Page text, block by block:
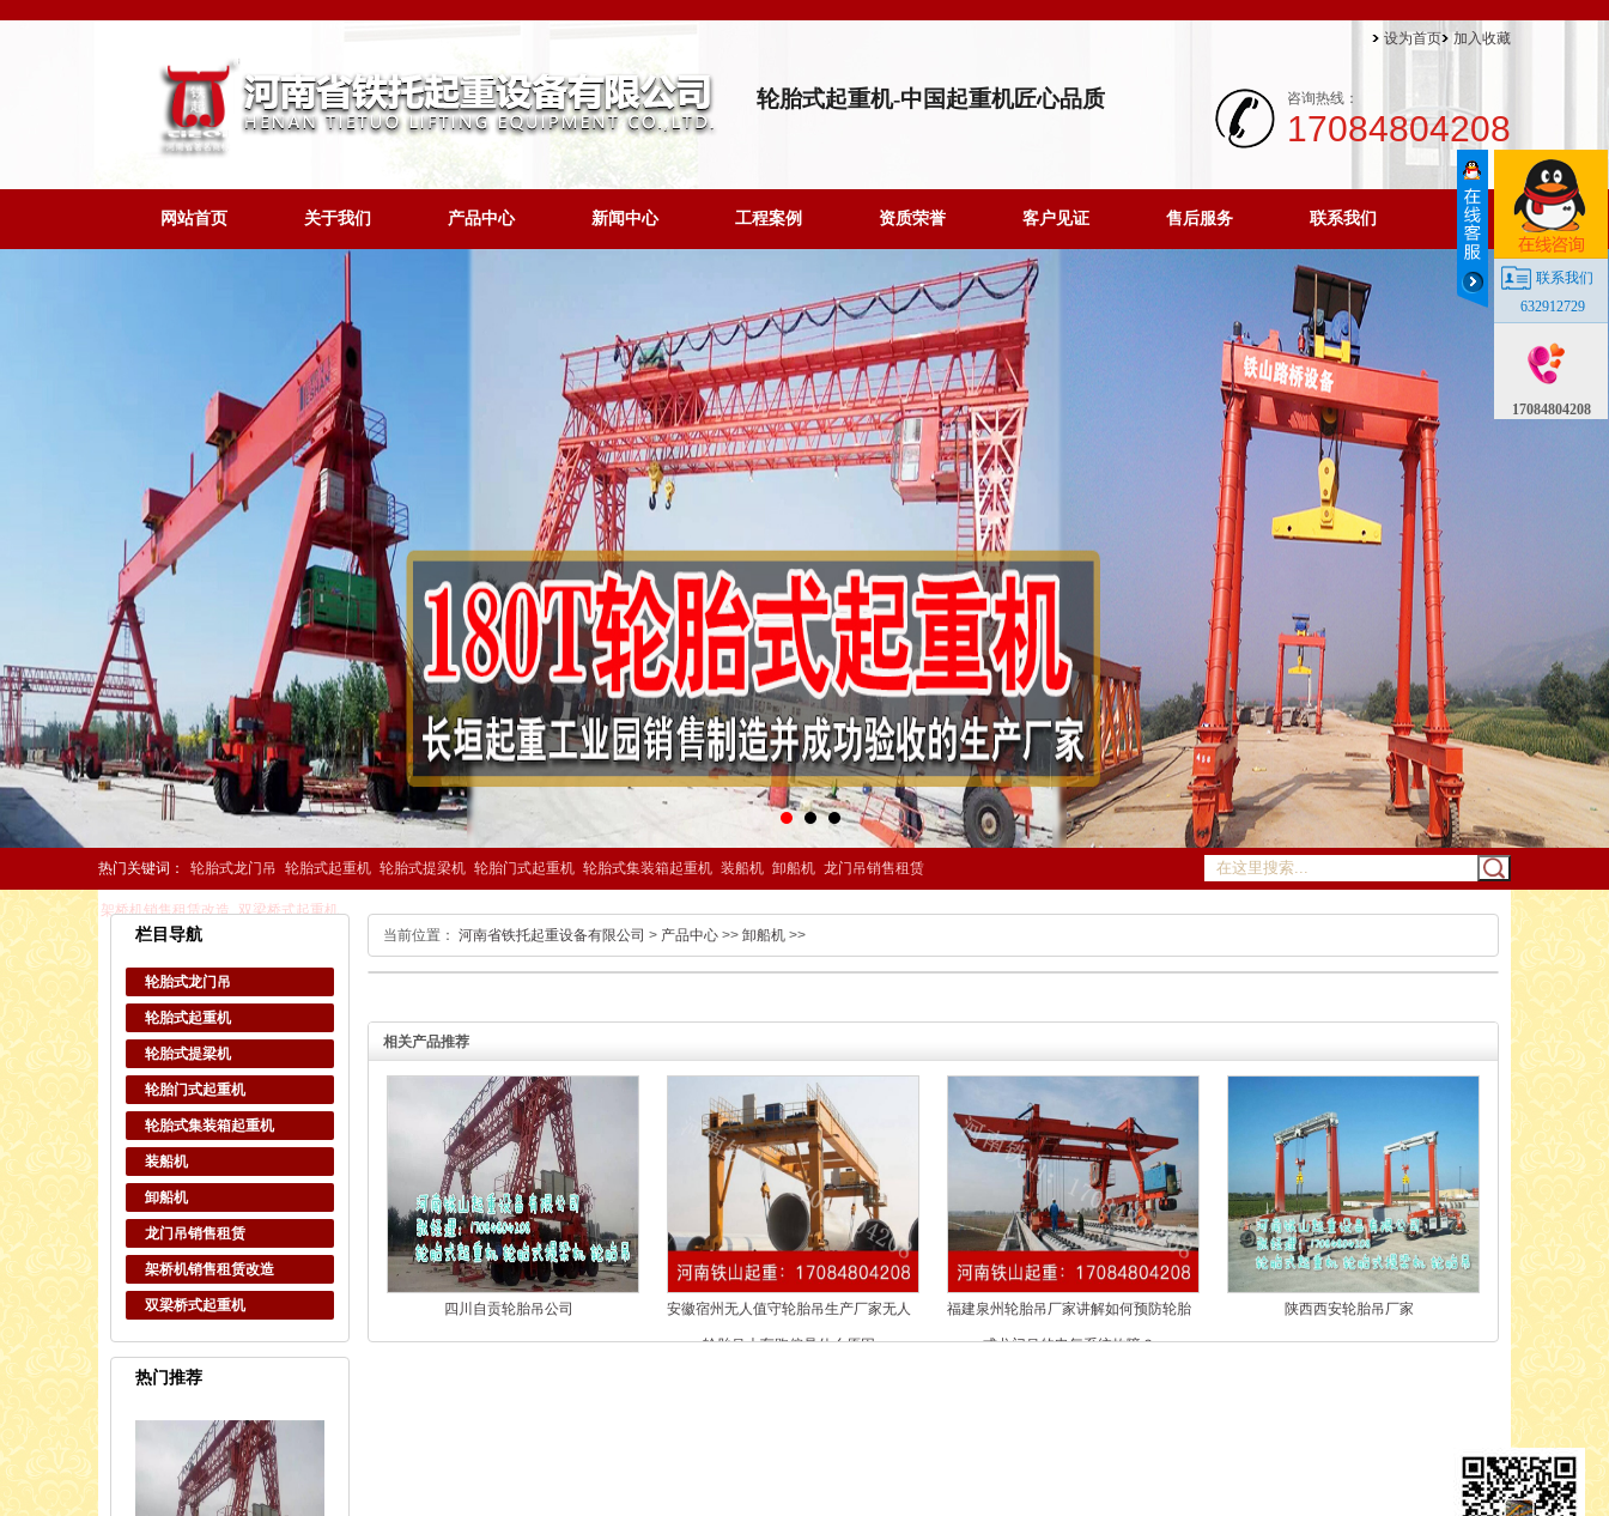
轮胎式起重机-中国起重机匠心品质
设为首页 加入收藏
咨询热线：
17084804208
网站首页 关于我们 产品中心 新闻中心 工程案例 资质荣誉 客户见证 售后服务 联系我们
热门关键词： 轮胎式龙门吊 轮胎式起重机 轮胎式提梁机 轮胎门式起重机 轮胎式集装箱起重机 装船机 卸船机 龙门吊销售租赁
架桥机销售租赁改造 双梁桥式起重机
联系我们
632912729
17084804208
栏目导航
轮胎式龙门吊
轮胎式起重机
轮胎式提梁机
轮胎门式起重机
轮胎式集装箱起重机
装船机
卸船机
龙门吊销售租赁
架桥机销售租赁改造
双梁桥式起重机
热门推荐
当前位置： 河南省铁托起重设备有限公司 > 产品中心 >> 卸船机 >>
相关产品推荐
四川自贡轮胎吊公司 安徽宿州无人值守轮胎吊生产厂家无人
轮胎吊大车跑偏是什么原因
福建泉州轮胎吊厂家讲解如何预防轮胎
式龙门吊的电气系统故障？
陕西西安轮胎吊厂家